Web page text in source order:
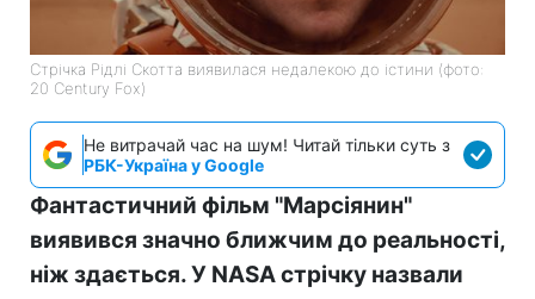
Стрічка Рідлі Скотта виявилася недалекою до істини (фото:
20 Century Fox)
Не витрачай час на шум! Читай тільки суть з
РБК-Україна у Google
Фантастичний фільм "Марсіянин"
виявився значно ближчим до реальності,
ніж здається. У NASA стрічку назвали